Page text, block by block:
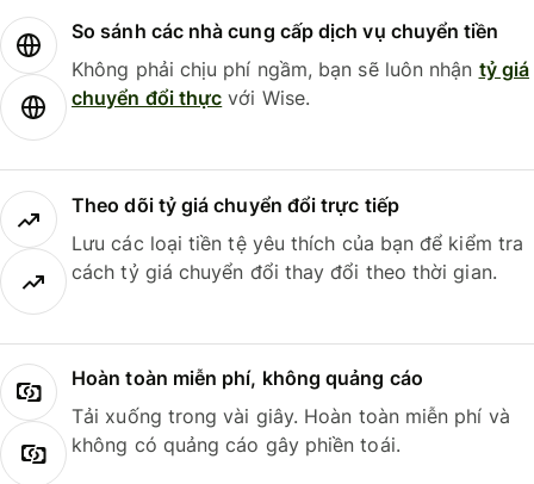
So sánh các nhà cung cấp dịch vụ chuyển tiền
Không phải chịu phí ngầm, bạn sẽ luôn nhận tỷ giá
chuyển đổi thực với Wise.
Theo dõi tỷ giá chuyển đổi trực tiếp
Lưu các loại tiền tệ yêu thích của bạn để kiểm tra
cách tỷ giá chuyển đổi thay đổi theo thời gian.
Hoàn toàn miễn phí, không quảng cáo
Tải xuống trong vài giây. Hoàn toàn miễn phí và
không có quảng cáo gây phiền toái.